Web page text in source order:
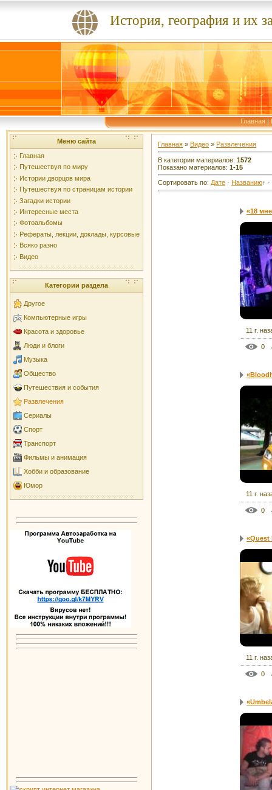
История, география и их
Главная |
Меню сайта
Главная
Путешествуя по миру
Истории дворцов мира
Путешествуя по страницам истории
Загадки истории
Интересные места
Фотоальбомы
Рефераты, лекции, доклады, курсовые
Всяко разно
Видео
Категории раздела
Другое
Компьютерные игры
Красота и здоровье
Люди и блоги
Музыка
Общество
Путешествия и события
Развлечения
Сериалы
Спорт
Транспорт
Фильмы и анимация
Хобби и образование
Юмор
Главная » Видео » Развлечения
В категории материалов: 1572
Показано материалов: 1-15
Сортировать по: Дате · Названию↑ ·
«18
11 г.
0
11 г.
0
«Quest
11 г.
0